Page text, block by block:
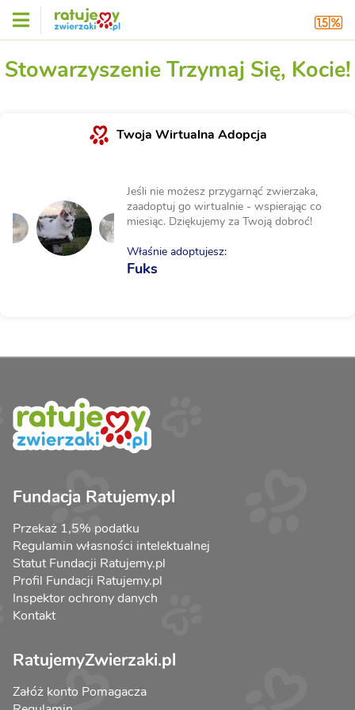
Stowarzyszenie Trzymaj Się, Kocie!
Twoja Wirtualna Adopcja
Jeśli nie możesz przygarnąć zwierzaka,
zaadoptuj go wirtualnie - wspierając co
miesiąc. Dziękujemy za Twoją dobroć!
Właśnie adoptujesz:
Fuks
Fundacja Ratujemy.pl
Przekaż 1,5% podatku
Regulamin własności intelektualnej
Statut Fundacji Ratujemy.pl
Profil Fundacji Ratujemy.pl
Inspektor ochrony danych
Kontakt
RatujemyZwierzaki.pl
Załóż konto Pomagacza